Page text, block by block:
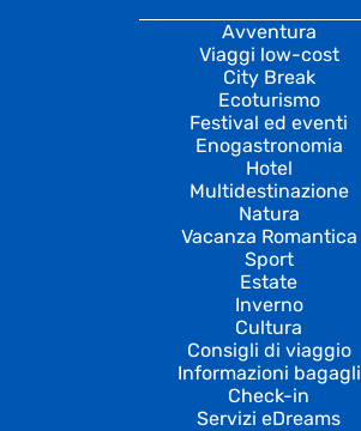
Avventura
Viaggi low-cost
City Break
Ecoturismo
Festival ed eventi
Enogastronomia
Hotel
Multidestinazione
Natura
Vacanza Romantica
Sport
Estate
Inverno
Cultura
Consigli di viaggio
Informazioni bagagli
Check-in
Servizi eDreams